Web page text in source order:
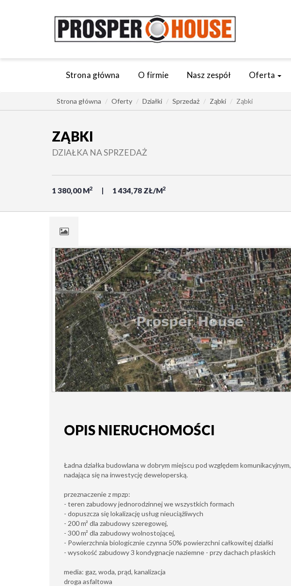
Strona główna O firmie Nasz zespół Oferta
Strona główna Oferty Działki Sprzedaż Ząbki Ząbki
ZĄBKI
DZIAŁKA NA SPRZEDAŻ
1 380,00 M2 1 434,78 ZŁ/M2
OPIS NIERUCHOMOŚCI
Ładna działka budowlana w dobrym miejscu pod względem komunikacyjnym,
nadająca się na inwestycję deweloperską.
przeznaczenie z mpzp:
- teren zabudowy jednorodzinnej we wszystkich formach
- dopuszcza się lokalizację usług nieuciążliwych
- 200 m² dla zabudowy szeregowej,
- 300 m² dla zabudowy wolnostojącej,
- Powierzchnia biologicznie czynna 50% powierzchni całkowitej działki
- wysokość zabudowy 3 kondygnacje naziemne - przy dachach płaskich
media: gaz, woda, prąd, kanalizacja
droga asfaltowa